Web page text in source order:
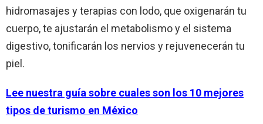
hidromasajes y terapias con lodo, que oxigenarán tu
cuerpo, te ajustarán el metabolismo y el sistema
digestivo, tonificarán los nervios y rejuvenecerán tu
piel.
Lee nuestra guía sobre cuales son los 10 mejores
tipos de turismo en México